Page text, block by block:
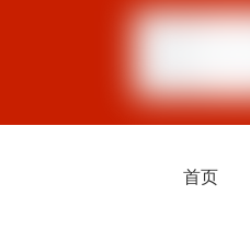
首页